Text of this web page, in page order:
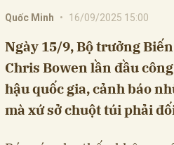
Quốc Minh • 16/09/2025 15:00
Ngày 15/9, Bộ trưởng
Chris Bowen lần đầu
hậu quốc gia, cảnh báo
mà xứ sở chuột túi phải